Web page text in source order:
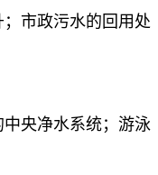
市政污水的回用处
央净水系统；游泳